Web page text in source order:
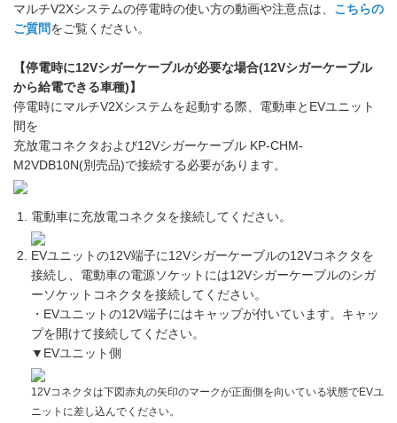
マルチV2Xシステムの停電時の使い方の動画や注意点は、 こちらの
ご質問をご覧ください。
【停電時に12Vシガーケーブルが必要な場合(12Vシガーケーブル
から給電できる車種)】
停電時にマルチV2Xシステムを起動する際、電動車とEVユニット
間を
充放電コネクタおよび12Vシガーケーブル KP-CHM-
M2VDB10N(別売品)で接続する必要があります。
電動車に充放電コネクタを接続してください。
EVユニットの12V端子に12Vシガーケーブルの12Vコネクタを
接続し、電動車の電源ソケットには12Vシガーケーブルのシガ
ーソケットコネクタを接続してください。
・EVユニットの12V端子にはキャップが付いています。キャッ
プを開けて接続してください。
▼EVユニット側
12Vコネクタは下図赤丸の矢印のマークが正面側を向いている状態でEVユ
ニットに差し込んでください。